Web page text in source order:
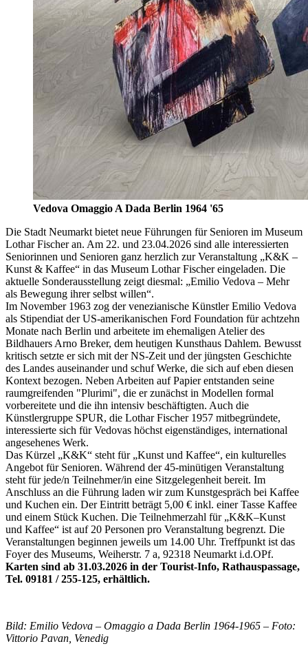
Vedova Omaggio A Dada Berlin 1964 '65
Die Stadt Neumarkt bietet neue Führungen für Senioren im Museum
Lothar Fischer an. Am 22. und 23.04.2026 sind alle interessierten
Seniorinnen und Senioren ganz herzlich zur Veranstaltung „K&K –
Kunst & Kaffee“ in das Museum Lothar Fischer eingeladen. Die
aktuelle Sonderausstellung zeigt diesmal: „Emilio Vedova – Mehr
als Bewegung ihrer selbst willen“.
Im November 1963 zog der venezianische Künstler Emilio Vedova
als Stipendiat der US-amerikanischen Ford Foundation für achtzehn
Monate nach Berlin und arbeitete im ehemaligen Atelier des
Bildhauers Arno Breker, dem heutigen Kunsthaus Dahlem. Bewusst
kritisch setzte er sich mit der NS-Zeit und der jüngsten Geschichte
des Landes auseinander und schuf Werke, die sich auf eben diesen
Kontext bezogen. Neben Arbeiten auf Papier entstanden seine
raumgreifenden "Plurimi", die er zunächst in Modellen formal
vorbereitete und die ihn intensiv beschäftigten. Auch die
Künstlergruppe SPUR, die Lothar Fischer 1957 mitbegründete,
interessierte sich für Vedovas höchst eigenständiges, international
angesehenes Werk.
Das Kürzel „K&K“ steht für „Kunst und Kaffee“, ein kulturelles
Angebot für Senioren. Während der 45-minütigen Veranstaltung
steht für jede/n Teilnehmer/in eine Sitzgelegenheit bereit. Im
Anschluss an die Führung laden wir zum Kunstgespräch bei Kaffee
und Kuchen ein. Der Eintritt beträgt 5,00 € inkl. einer Tasse Kaffee
und einem Stück Kuchen. Die Teilnehmerzahl für „K&K–Kunst
und Kaffee“ ist auf 20 Personen pro Veranstaltung begrenzt. Die
Veranstaltungen beginnen jeweils um 14.00 Uhr. Treffpunkt ist das
Foyer des Museums, Weiherstr. 7 a, 92318 Neumarkt i.d.OPf.
Karten sind ab 31.03.2026 in der Tourist-Info, Rathauspassage,
Tel. 09181 / 255-125, erhältlich.
Bild: Emilio Vedova – Omaggio a Dada Berlin 1964-1965 – Foto:
Vittorio Pavan, Venedig